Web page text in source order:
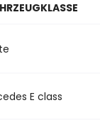
E class